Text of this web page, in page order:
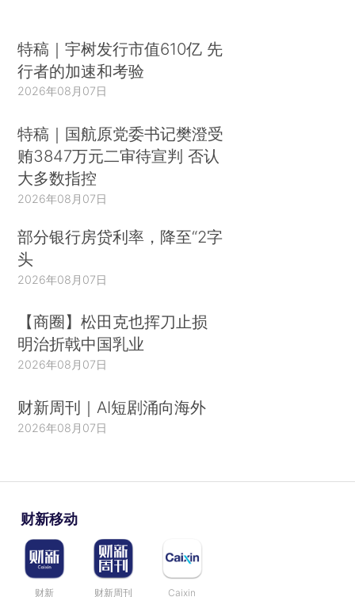
特稿｜宇树发行市值610亿 先
行者的加速和考验
2026年08月07日
特稿｜国航原党委书记樊澄受
贿3847万元二审待宣判 否认
大多数指控
2026年08月07日
部分银行房贷利率，降至“2字
头
2026年08月07日
【商圈】松田克也挥刀止损
明治折戟中国乳业
2026年08月07日
财新周刊｜AI短剧涌向海外
2026年08月07日
财新移动
财新 财新周刊 Caixin